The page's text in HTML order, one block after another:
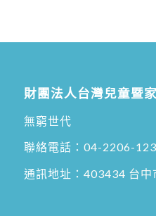
財團法人台灣兒童暨
無窮世代
聯絡電話： 04-2206-
通訊地址： 403434 台中